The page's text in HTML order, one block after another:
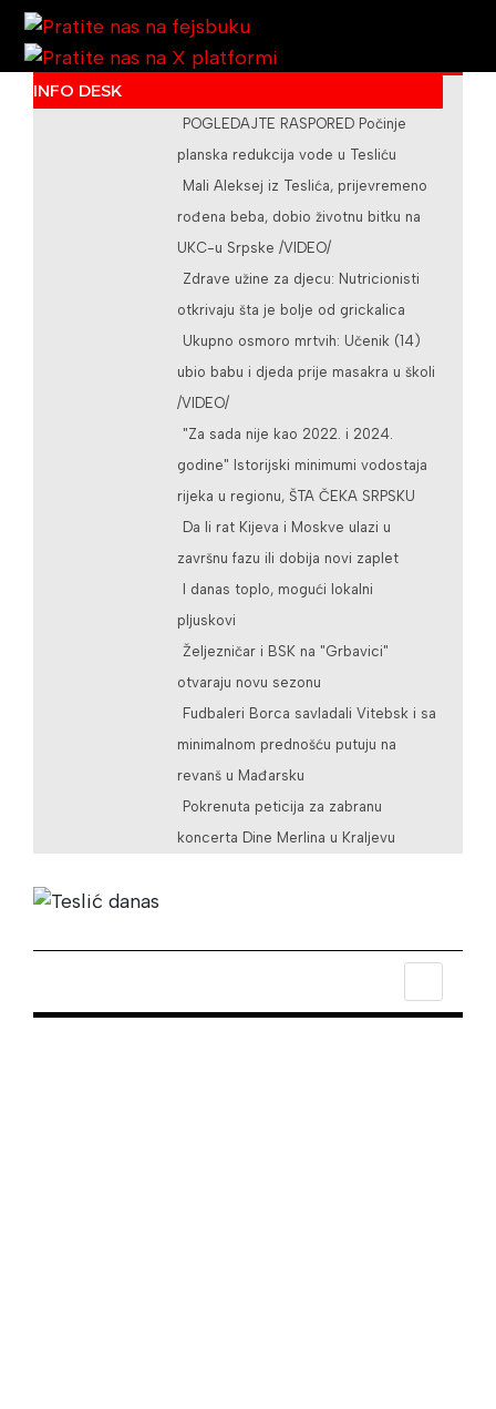
/teslicdanas@gmail.com
INFO DESK
POGLEDAJTE RASPORED Počinje
planska redukcija vode u Tesliću
Mali Aleksej iz Teslića, prijevremeno
rođena beba, dobio životnu bitku na
UKC-u Srpske /VIDEO/
Zdrave užine za djecu: Nutricionisti
otkrivaju šta je bolje od grickalica
Ukupno osmoro mrtvih: Učenik (14)
ubio babu i djeda prije masakra u školi
/VIDEO/
"Za sada nije kao 2022. i 2024.
godine" Istorijski minimumi vodostaja
rijeka u regionu, ŠTA ČEKA SRPSKU
Da li rat Kijeva i Moskve ulazi u
završnu fazu ili dobija novi zaplet
I danas toplo, mogući lokalni
pljuskovi
Željezničar i BSK na "Grbavici"
otvaraju novu sezonu
Fudbaleri Borca savladali Vitebsk i sa
minimalnom prednošću putuju na
revanš u Mađarsku
Pokrenuta peticija za zabranu
koncerta Dine Merlina u Kraljevu